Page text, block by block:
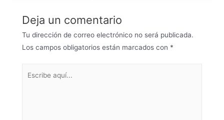
Deja un comentario
Tu dirección de correo electrónico no será publicada.
Los campos obligatorios están marcados con *